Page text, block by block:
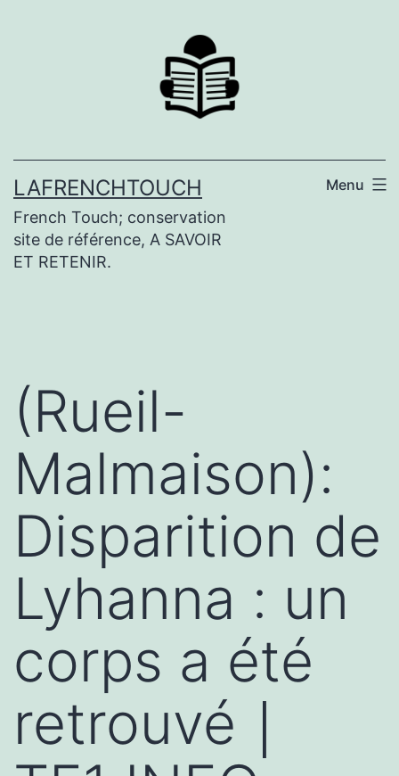
LAFRENCHTOUCH
French Touch; conservation
site de référence, A SAVOIR
ET RETENIR.
Menu
(Rueil-
Malmaison):
Disparition de
Lyhanna : un
corps a été
retrouvé｜